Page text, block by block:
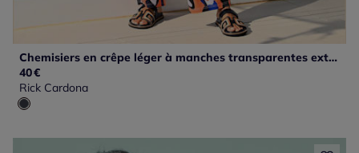
Chemisiers en crêpe léger à manches transparentes extensibles
40€
Rick Cardona